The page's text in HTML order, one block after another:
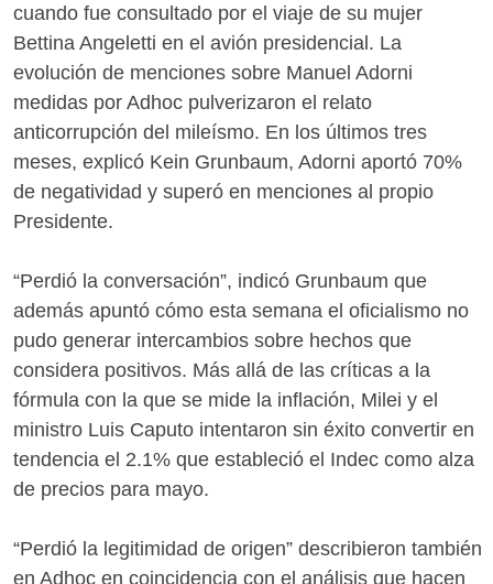
cuando fue consultado por el viaje de su mujer
Bettina Angeletti en el avión presidencial. La
evolución de menciones sobre Manuel Adorni
medidas por Adhoc pulverizaron el relato
anticorrupción del mileísmo. En los últimos tres
meses, explicó Kein Grunbaum, Adorni aportó 70%
de negatividad y superó en menciones al propio
Presidente.
“Perdió la conversación”, indicó Grunbaum que
además apuntó cómo esta semana el oficialismo no
pudo generar intercambios sobre hechos que
considera positivos. Más allá de las críticas a la
fórmula con la que se mide la inflación, Milei y el
ministro Luis Caputo intentaron sin éxito convertir en
tendencia el 2.1% que estableció el Indec como alza
de precios para mayo.
“Perdió la legitimidad de origen” describieron también
en Adhoc en coincidencia con el análisis que hacen